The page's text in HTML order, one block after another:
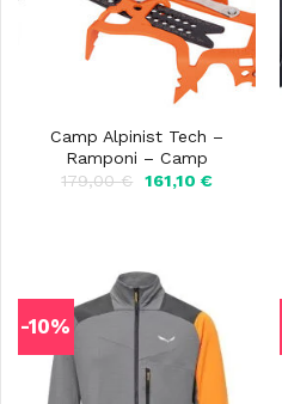
Camp Alpinist Tech –
Ramponi – Camp
179,00€
Il
161,10 €Il
-10%